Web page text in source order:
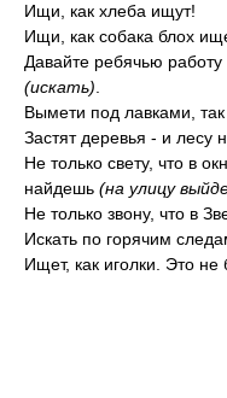
Ищи, как хлеба ищут!
Ищи, как собака блох
Давайте ребячью
(искать)
Вымети под лавками, так
Застят деревья - и лесу
Не только свету, что в
найдешь (на улицу
Не только звону, что в
Искать по горячим
Ищет, как иголки. Это не